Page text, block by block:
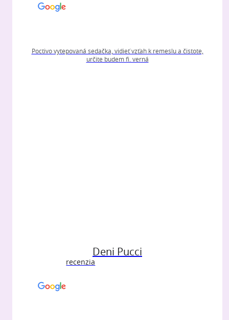
Poctivo vytepovaná sedačka, vidieť vzťah k remeslu a čistote,
určite budem fi. verná
Deni Pucci
recenzia